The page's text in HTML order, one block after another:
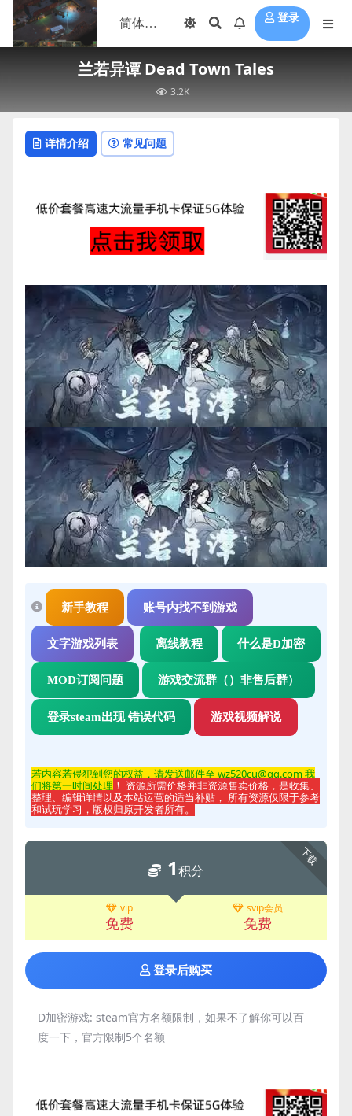
登录
兰若异谭 Dead Town Tales
3.2K
详情介绍 常见问题
新手教程 账号内找不到游戏
文字游戏列表 离线教程 什么是D加密
MOD订阅问题 游戏交流群（）非售后群）
登录steam出现 错误代码 游戏视频解说
若内容若侵犯到您的权益，请发送邮件至 wz520cu@qq.com 我
们将第一时间处理 ！ 资源所需价格并非资源售卖价格，是收集、
整理、编辑详情以及本站运营的适当补贴， 所有资源仅限于参考
和试玩学习，版权归原开发者所有。
下载
1积分
vip
免费
svip会员
免费
登录后购买
D加密游戏: steam官方名额限制，如果不了解你可以百
度一下，官方限制5个名额